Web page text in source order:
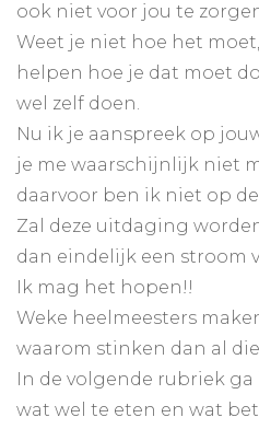
ook niet voor jou te
Weet je niet hoe het
helpen hoe je dat moet
wel zelf doen.
Nu ik je aanspreek op
je me waarschijnlijk niet
daarvoor ben ik niet op
Zal deze uitdaging
dan eindelijk een stroom
Ik mag het hopen!!
Weke heelmeesters
waarom stinken dan al
In de volgende rubriek
wat wel te eten en wat